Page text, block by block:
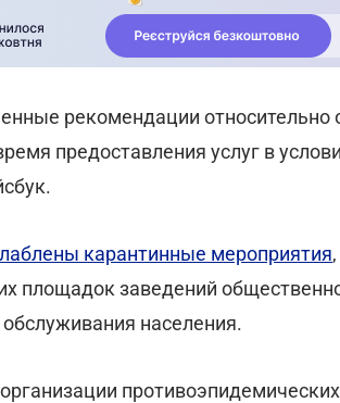
рекомендации относительно
предоставления услуг в
карантинные мероприятия
площадок заведений
населения.